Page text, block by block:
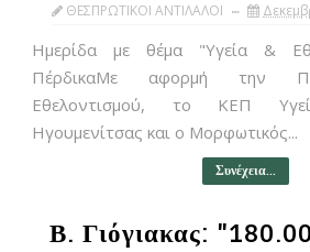
ΘΕΣΠΡΩΤΙΚΟΙ ΑΝΤΙΛΑΛΟΙ
Ημερίδα με θέμα "Υγεία &
ΠέρδικαΜε αφορμή την
Εθελοντισμού, το ΚΕΠ
Ηγουμενίτσας και ο Μορφωτικός...
Συνέχεια...
Β. Γιόγιακας: